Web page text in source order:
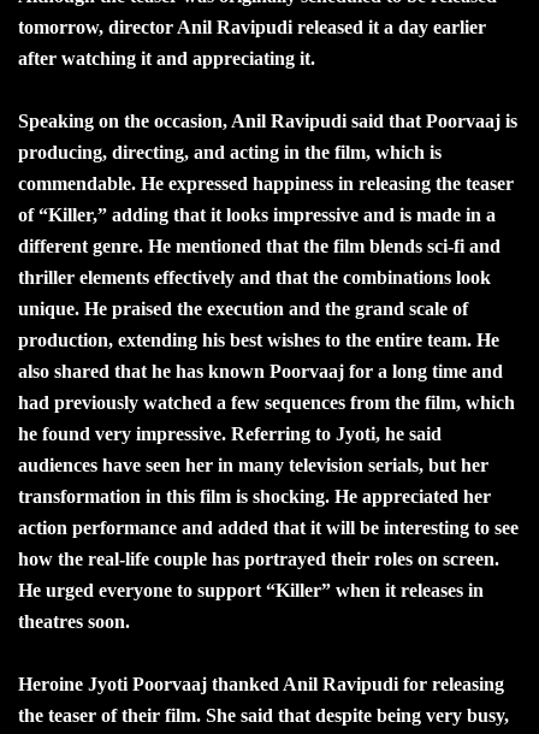
tomorrow, director Anil Ravipudi released it a day earlier
after watching it and appreciating it.
Speaking on the occasion, Anil Ravipudi said that Poorvaaj is
producing, directing, and acting in the film, which is
commendable. He expressed happiness in releasing the teaser
of “Killer,” adding that it looks impressive and is made in a
different genre. He mentioned that the film blends sci-fi and
thriller elements effectively and that the combinations look
unique. He praised the execution and the grand scale of
production, extending his best wishes to the entire team. He
also shared that he has known Poorvaaj for a long time and
had previously watched a few sequences from the film, which
he found very impressive. Referring to Jyoti, he said
audiences have seen her in many television serials, but her
transformation in this film is shocking. He appreciated her
action performance and added that it will be interesting to see
how the real-life couple has portrayed their roles on screen.
He urged everyone to support “Killer” when it releases in
theatres soon.
Heroine Jyoti Poorvaaj thanked Anil Ravipudi for releasing
the teaser of their film. She said that despite being very busy,